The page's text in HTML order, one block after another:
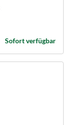
Sofort verfügbar